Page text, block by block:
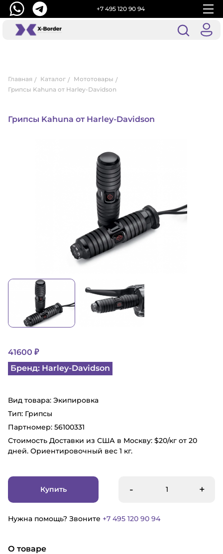
+7 495 120 90 94
Главная Каталог
Мототовары
Грипсы Kahuna от Harley-Davidson
Грипсы Kahuna от Harley-Davidson
41600 ₽
Бренд: Harley-Davidson
Вид товара: Экипировка
Тип: Грипсы
Партномер: 56100331
Стоимость Доставки из США в Москву: $20/кг от 20
дней. Ориентировочный вес 1 кг.
Купить - +
Нужна помощь? Звоните +7 495 120 90 94
О товаре